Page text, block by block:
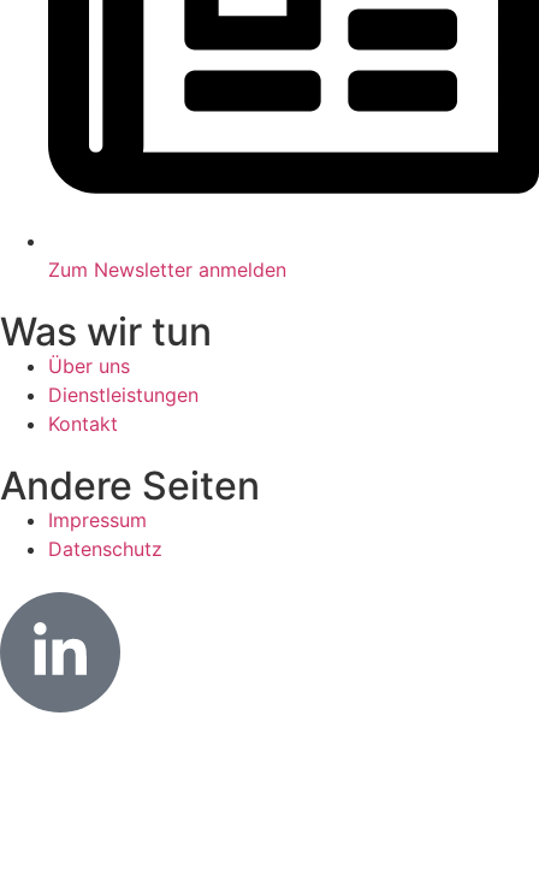
Zum Newsletter anmelden
Was wir tun
Über uns
Dienstleistungen
Kontakt
Andere Seiten
Impressum
Datenschutz